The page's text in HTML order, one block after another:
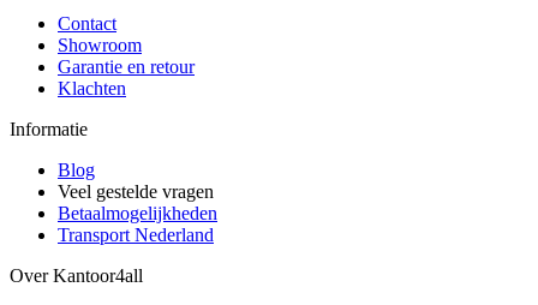
Contact
Showroom
Garantie en retour
Klachten
Informatie
Blog
Veel gestelde vragen
Betaalmogelijkheden
Transport Nederland
Over Kantoor4all